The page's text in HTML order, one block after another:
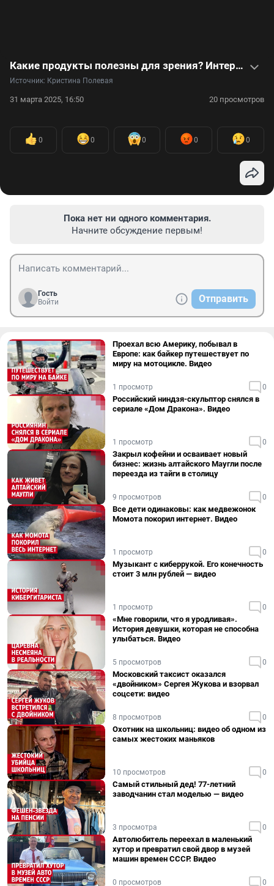
Какие продукты полезны для зрения? Интервью с врачом
Источник: Кристина Полевая
31 марта 2025, 16:50 20 просмотров
0 0 0 0 0
Пока нет ни одного комментария.
Начните обсуждение первым!
Гость
Войти
Отправить
Проехал всю Америку, побывал в
Европе: как байкер путешествует по
миру на мотоцикле. Видео
1 просмотр 0
Российский ниндзя-скульптор снялся в
сериале «Дом Дракона». Видео
1 просмотр 0
Закрыл кофейни и осваивает новый
бизнес: жизнь алтайского Маугли после
переезда из тайги в столицу
9 просмотров 0
Все дети одинаковы: как медвежонок
Момота покорил интернет. Видео
1 просмотр 0
Музыкант с киберрукой. Его конечность
стоит 3 млн рублей — видео
1 просмотр 0
«Мне говорили, что я уродливая».
История девушки, которая не способна
улыбаться. Видео
5 просмотров 0
Московский таксист оказался
«двойником» Сергея Жукова и взорвал
соцсети: видео
8 просмотров 0
Охотник на школьниц: видео об одном из
самых жестоких маньяков
10 просмотров 0
Самый стильный дед! 77-летний
заводчанин стал моделью — видео
3 просмотра 0
Автолюбитель переехал в маленький
хутор и превратил свой двор в музей
машин времен СССР. Видео
0 просмотров 0